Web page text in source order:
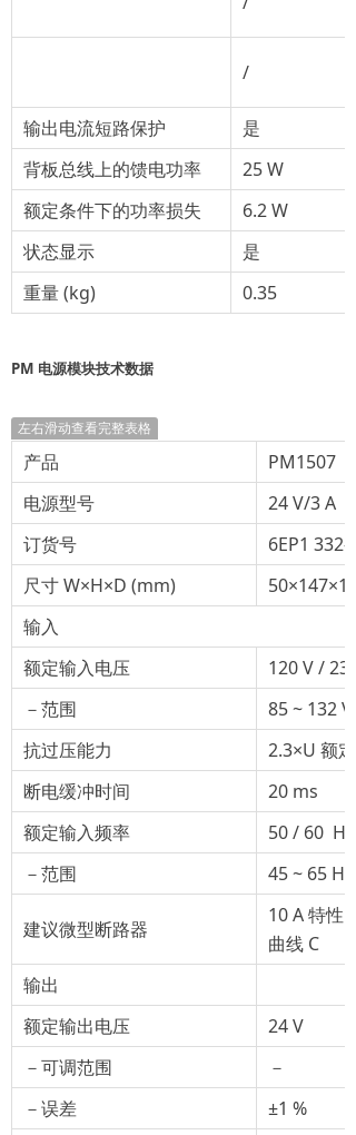
/
输出电流短路保护
是
背板总线上的馈电功率
25 W
额定条件下的功率损失
6.2 W
状态显示
是
重量 (kg)
0.35
PM 电源模块技术数据
左右滑动查看完整表格
产品
PM1507
电源型号
24 V/3 A
订货号
6EP1 332-
尺寸 W×H×D (mm)
50×147×129
输入
额定输入电压
120 V /
－范围
85 ~ 132 V
抗过压能力
2.3×U 额
断电缓冲时间
20 ms
额定输入频率
50 / 60 Hz
－范围
45 ~ 65 Hz
建议微型断路器
10 A 特性
曲线 C
输出
额定输出电压
24 V
－可调范围
－
－误差
±1 %